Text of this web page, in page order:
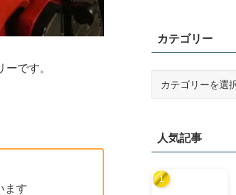
です。
ます
カテゴリー
ー人気記事